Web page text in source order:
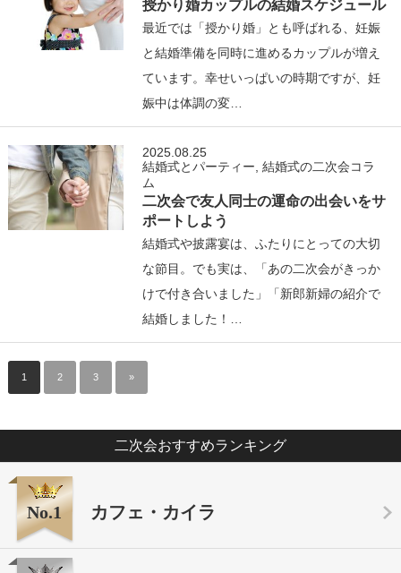
授かり婚カップルの結婚スケジュール
最近では「授かり婚」とも呼ばれる、妊娠
と結婚準備を同時に進めるカップルが増え
ています。幸せいっぱいの時期ですが、妊
娠中は体調の変…
2025.08.25
結婚式とパーティー ,結婚式の二次会コラ
ム
二次会で友人同士の運命の出会いをサ
ポートしよう
結婚式や披露宴は、ふたりにとっての大切
な節目。でも実は、「あの二次会がきっか
けで付き合いました」「新郎新婦の紹介で
結婚しました！…
1 2 3 »
二次会おすすめランキング
No.1 カフェ・カイラ